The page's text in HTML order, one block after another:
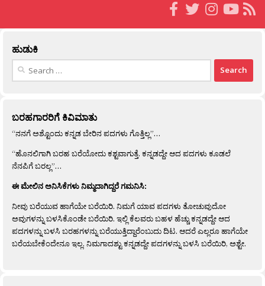
ಹುಡುಕಿ
Search
ಬರಹಗಾರರಿಗೆ ಕಿವಿಮಾತು
“ನನಗೆ ಅಶ್ಟೊಂದು ಕನ್ನಡ ಬೇರಿನ ಪದಗಳು ಗೊತ್ತಿಲ್ಲ”…
“ಹೊನಲಿಗಾಗಿ ಬರಹ ಬರೆಯೋದು ಕಶ್ಟವಾಗುತ್ತೆ. ಕನ್ನಡದ್ದೇ ಆದ ಪದಗಳು ಕೂಡಲೆ
ನೆನಪಿಗೆ ಬರಲ್ಲ”…
ಈ ಮೇಲಿನ ಅನಿಸಿಕೆಗಳು ನಿಮ್ಮದಾಗಿದ್ದರೆ ಗಮನಿಸಿ:
ನೀವು ಬರೆಯುವ ಹಾಗೆಯೇ ಬರೆಯಿರಿ. ನಿಮಗೆ ಯಾವ ಪದಗಳು ತೋಚುವುದೋ
ಅವುಗಳನ್ನು ಬಳಸಿಕೊಂಡೇ ಬರೆಯಿರಿ. ಇಲ್ಲಿ ಕೆಲವರು ಬಹಳ ಹೆಚ್ಚು ಕನ್ನಡದ್ದೇ ಆದ
ಪದಗಳನ್ನು ಬಳಸಿ ಬರಹಗಳನ್ನು ಬರೆಯುತ್ತಿದ್ದಾರೆಂಬುದು ದಿಟ. ಆದರೆ ಎಲ್ಲರೂ ಹಾಗೆಯೇ
ಬರೆಯಬೇಕೆಂದೇನೂ ಇಲ್ಲ. ನಿಮಗಾದಶ್ಟು ಕನ್ನಡದ್ದೇ ಪದಗಳನ್ನು ಬಳಸಿ ಬರೆಯಿರಿ, ಅಶ್ಟೇ.